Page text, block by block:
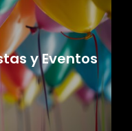
y Eventos